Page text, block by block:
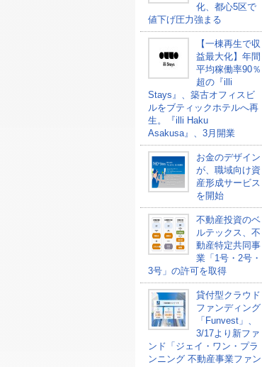
化、都心5区で
値下げ圧力強まる
【一棟再生で収
益最大化】年間
平均稼働率90％
超の『illi
Stays』、築古オフィスビ
ルをブティックホテルへ再
生。『illi Haku
Asakusa』、3月開業
お金のデザイン
が、職域向け資
産形成サービス
を開始
不動産投資のベ
ルテックス、不
動産特定共同事
業「1号・2号・
3号」の許可を取得
貸付型クラウド
ファンディング
「Funvest」、
3/17より新ファ
ンド「ジェイ・ワン・プラ
ンニング 不動産事業ファン